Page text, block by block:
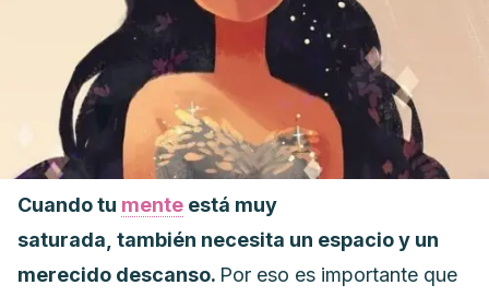
Cuando tu mente está muy
saturada, también necesita un espacio y un
merecido descanso. Por eso es importante que